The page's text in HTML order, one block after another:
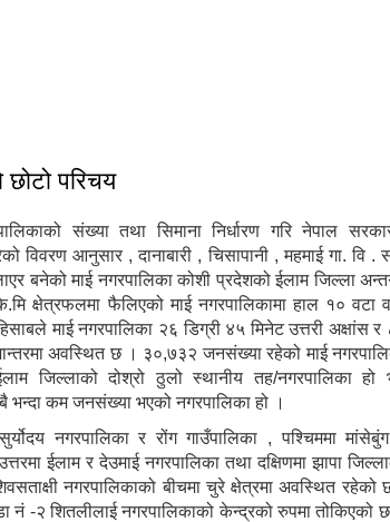
छोटो परिचय
संख्या तथा सिमाना निर्धारण गरि नेपाल
विवरण आनुसार , दानाबारी , चिसापानी , महमाई गा. वि .
बनेको माई नगरपालिका कोशी प्रदेशको ईलाम जिल्ला
क्षेत्रफलमा फैलिएको माई नगरपालिकामा हाल १० वटा
माई नगरपालिका २६ डिग्री ४५ मिनेट उत्तरी अक्षांस र
अवस्थित छ । ३०,७३२ जनसंख्या रहेको माई
जिल्लाको दोश्रो ठुलो स्थानीय तह/नगरपालिका हो
कम जनसंख्या भएको नगरपालिका हो ।
नगरपालिका र रोंग गाउँपालिका , पश्चिममा
ईलाम र देउमाई नगरपालिका तथा दक्षिणमा झापा
नगरपालिकाको बीचमा चुरे क्षेत्रमा अवस्थित रहेको
नं -२ शितलीलाई नगरपालिकाको केन्द्रको रुपमा तोकिएको